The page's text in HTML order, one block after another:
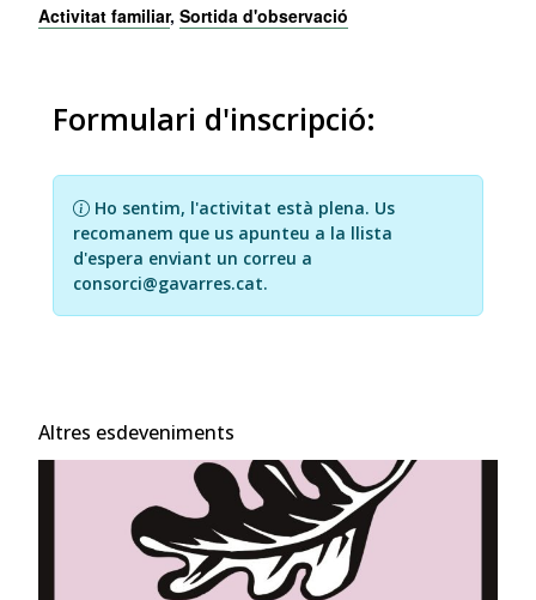
Activitat familiar, Sortida d'observació
Formulari d'inscripció:
Ho sentim, l'activitat està plena. Us
recomanem que us apunteu a la llista
d'espera enviant un correu a
consorci@gavarres.cat.
Altres esdeveniments